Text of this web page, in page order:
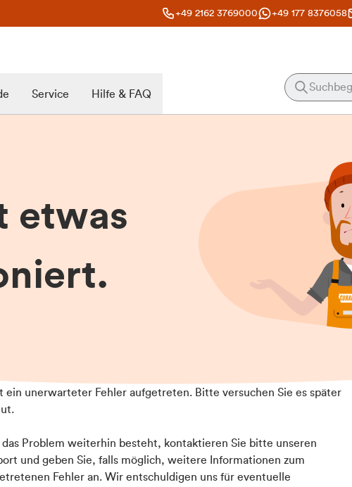
+49 2162 3769000 +49 177 8376058
Service Hilfe & FAQ
etwas
ein unerwarteter Fehler aufgetreten. Bitte versuchen Sie es später
das Problem weiterhin besteht, kontaktieren Sie bitte unseren
und geben Sie, falls möglich, weitere Informationen zum
Fehler an. Wir entschuldigen uns für eventuelle